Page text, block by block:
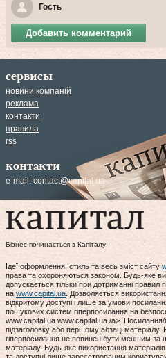
Гость
Добавить комментарий
сервисы
новини компаній
реклама
контакти
правила
rss
контакти
e-mail: contact@capital.ua
Бізнес починається з Капіталу
Ідеї оформлення, стиль та весь зміст сайту
права та охороняються законом. Будь-яке
допускається тільки при дотриманні правил
на www.capital.ua. Дозволяється
відкритому доступі і лише за умови
пошукових систем гіперпосилання на
www.capital.ua www.capital.ua /a>.
підзаголовку або першому абзаці
гіперпосилання не повинен бути меншим за
матеріалу. Будь-яке використання